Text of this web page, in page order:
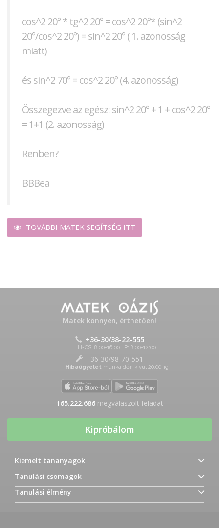
cos^2 20° * tg^2 20° = cos^2 20°* (sin^2
20°/cos^2 20°) = sin^2 20° ( 1. azonosság
miatt)
és sin^2 70° = cos^2 20° (4. azonosság)
Összegezve az egész: sin^2 20° + 1 + cos^2 20°
= 1+1 (2. azonosság)
Renben?
BBBea
TOVÁBBI MATEK SEGÍTSÉG ITT
Matek könnyen, érthetően!
+36-30/38-22-555
H-CS: 8:00-16:00 | P: 8:00-12:00
+36-30/98-70-551
Hibaügyelet munkaidőn kívül 20:00-ig
165.222.686megválaszolt feladat
Kipróbálom
Kiemelt tananyagok
Tanulási csomagok
Tanulási élmény